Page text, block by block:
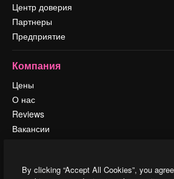
Центр доверия
Партнеры
Предприятие
Компания
Цены
О нас
Reviews
Вакансии
События
By clicking “Accept All Cookies”, you